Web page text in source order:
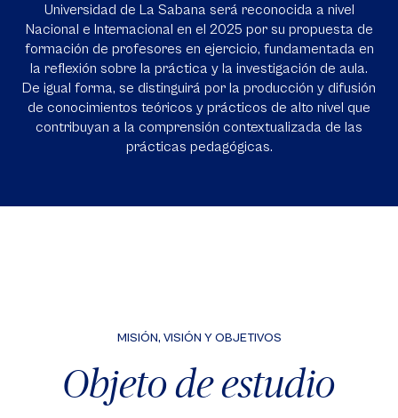
Universidad de La Sabana será reconocida a nivel
Nacional e Internacional en el 2025 por su propuesta de
formación de profesores en ejercicio, fundamentada en
la reflexión sobre la práctica y la investigación de aula.
De igual forma, se distinguirá por la producción y difusión
de conocimientos teóricos y prácticos de alto nivel que
contribuyan a la comprensión contextualizada de las
prácticas pedagógicas.
MISIÓN, VISIÓN Y OBJETIVOS
Objeto de estudio